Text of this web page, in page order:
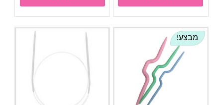
מבצע!